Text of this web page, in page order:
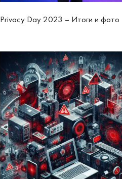
Privacy Day 2023 – Итоги и фото